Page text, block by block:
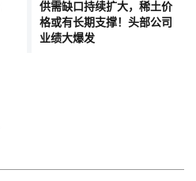
供需缺口持续扩大，稀土价
格或有长期支撑！头部公司
业绩大爆发